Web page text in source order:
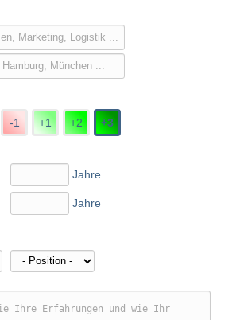
-1 +1 +2 +3
Jahre
Jahre